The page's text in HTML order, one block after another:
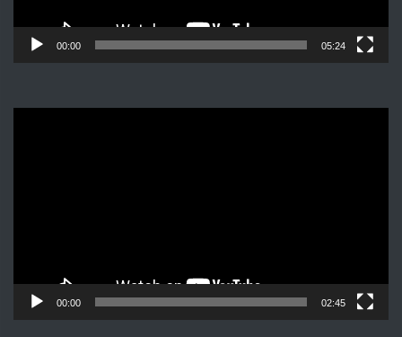
00:00 05:24
00:00 02:45